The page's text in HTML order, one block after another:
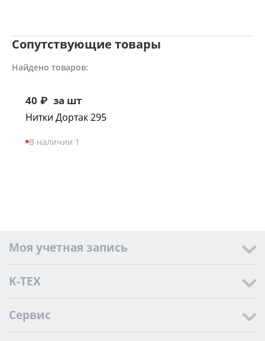
Сопутствующие товары
Найдено товаров:
40 ₽ за шт
Нитки Дортак 295
В наличии 1
Моя учетная запись
K-TEX
Сервис